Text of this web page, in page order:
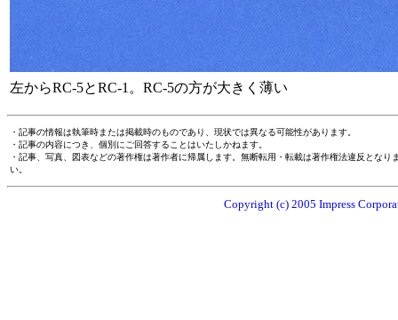
左からRC-5とRC-1。RC-5の方が大きく薄い
・記事の情報は執筆時または掲載時のものであり、現状では異なる可能性があります。
・記事の内容につき、個別にご回答することはいたしかねます。
・記事、写真、図表などの著作権は著作者に帰属します。無断転用・転載は著作権法違反とな
い。
Copyright (c) 2005 Impress